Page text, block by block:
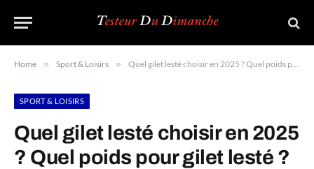
Home » Sport & Loisirs » Quel gilet lesté choisir en 2025 ? Quel poids pour gilet lesté ?
SPORT & LOISIRS
Quel gilet lesté choisir en 2025
? Quel poids pour gilet lesté ?